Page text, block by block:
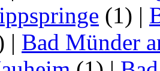
(1) |
| Bad Münder